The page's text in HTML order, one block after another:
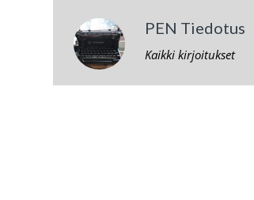
PEN Tiedotus
Kaikki kirjoitukset